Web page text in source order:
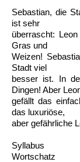
Sebastian, die
ist sehr
überrascht:
Gras und
Weizen!
Stadt viel
besser ist. In
Dingen! Aber
gefällt das
das luxuriöse,
aber gefährliche
Syllabus
Wortschatz